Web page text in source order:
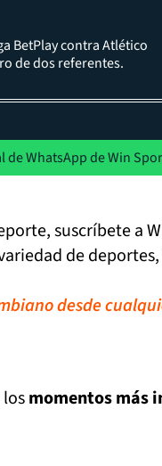
BetPlay contra Atlético
de dos referentes.
WhatsApp de Win
suscríbete a
de
desde
momentos más